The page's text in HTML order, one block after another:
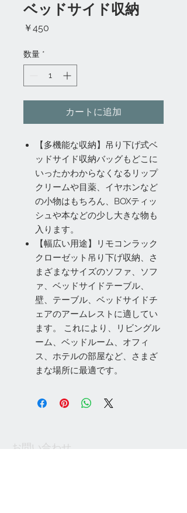
ベッドサイド収納
￥450
数量 *
カートに追加
【多機能な収納】吊り下げ式ベ
ッドサイド収納バッグもどこに
いったかわからなくなるリップ
クリームや目薬、イヤホンなど
の小物はもちろん、BOXティッ
シュや本などの少し大きな物も
入ります。
【幅広い用途】リモコンラック
クローゼット吊り下げ収納、さ
まざまなサイズのソファ、ソフ
ァ、ベッドサイドテーブル、
壁、テーブル、ベッドサイドチ
ェアのアームレストに適してい
ます。 これにより、リビングル
ーム、ベッドルーム、オフィ
ス、ホテルの部屋など、さまざ
まな場所に最適です。
お問い合わせ